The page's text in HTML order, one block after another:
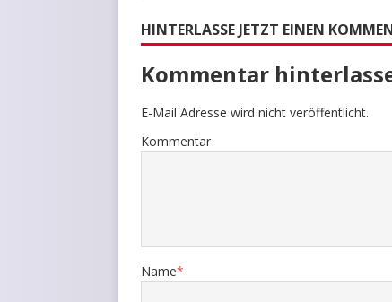
HINTERLASSE JETZT EINEN
Kommentar
E-Mail Adresse wird nicht veröffentlicht.
Kommentar
Name*